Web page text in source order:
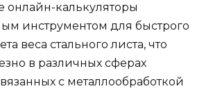
онлайн-калькуляторы
инструментом для быстрого
веса стального листа, что
в различных сферах
с металлообработкой